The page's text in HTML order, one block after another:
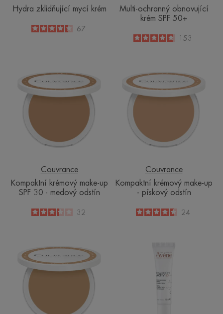
Hydra zklidňující mycí krém
4.4
/
5
67
Multi-ochranný obnovující
krém SPF 50+
4.7
/5153
krémový
make-
medový
Couvrance
Kompaktní krémový make-up
SPF 30 - medový odstín
3.3
/
5
32
krémový
make-
pískový
odstín
Couvrance
Kompaktní krémový make-up
- pískový odstín
4.5
/
5
24
krémový
make-
přirozený
odstín
krém
trojitým
účinkem